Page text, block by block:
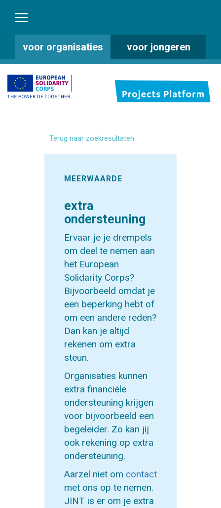
voor organisaties voor jongeren
Terug naar zoekresultaten
MEERWAARDE
extra
ondersteuning
Ervaar je je drempels
om deel te nemen aan
het European
Solidarity Corps?
Bijvoorbeeld omdat je
een beperking hebt of
om een andere reden?
Dan kan je altijd
rekenen om extra
steun.
Organisaties kunnen
extra financiële
ondersteuning krijgen
voor bijvoorbeeld een
begeleider. Zo kan jij
ook rekening op extra
ondersteuning.
Aarzel niet om contact
met ons op te nemen.
JINT is er om je extra